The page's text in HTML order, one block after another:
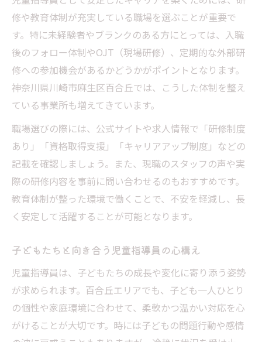
修や教育体制が充実している職場を選ぶことが重要で
す。特に未経験者やブランクのある方にとっては、入職
後のフォロー体制やOJT（現場研修）、定期的な外部研
修への参加機会があるかどうかがポイントとなります。
神奈川県川崎市麻生区百合丘では、こうした体制を整え
ている事業所も増えてきています。
職場選びの際には、公式サイトや求人情報で「研修制度
あり」「資格取得支援」「キャリアアップ制度」などの
記載を確認しましょう。また、現職のスタッフの声や実
際の研修内容を事前に問い合わせるのもおすすめです。
教育体制が整った環境で働くことで、不安を軽減し、長
く安定して活躍することが可能となります。
子どもたちと向き合う児童指導員の心構え
児童指導員は、子どもたちの成長や変化に寄り添う姿勢
が求められます。百合丘エリアでも、子ども一人ひとり
の個性や家庭環境に合わせて、柔軟かつ温かい対応を心
がけることが大切です。時には子どもの問題行動や感情